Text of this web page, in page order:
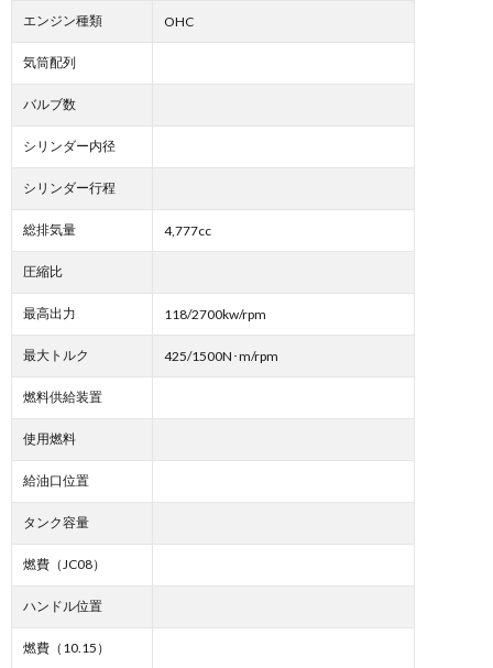
エンジン種類 OHC
気筒配列
バルブ数
シリンダー内径
シリンダー行程
総排気量 4,777cc
圧縮比
最高出力 118/2700kw/rpm
最大トルク 425/1500N･m/rpm
燃料供給装置
使用燃料
給油口位置
タンク容量
燃費（JC08）
ハンドル位置
燃費（10.15）